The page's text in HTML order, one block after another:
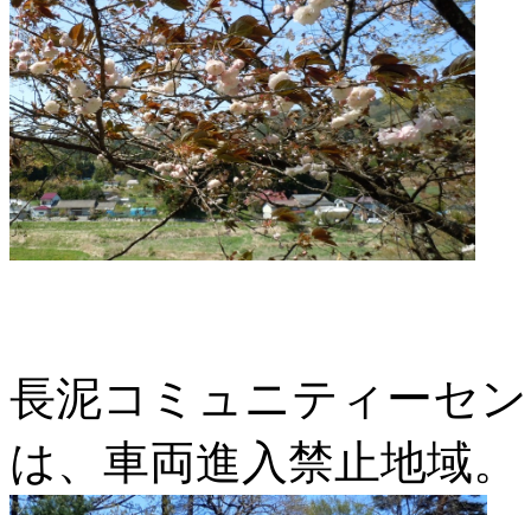
長泥コミュニティーセ
は、車両進入禁止地域。